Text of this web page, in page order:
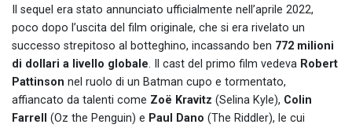
Il sequel era stato annunciato ufficialmente nell’aprile 2022,
poco dopo l’uscita del film originale, che si era rivelato un
successo strepitoso al botteghino, incassando ben 772 milioni
di dollari a livello globale. Il cast del primo film vedeva Robert
Pattinson nel ruolo di un Batman cupo e tormentato,
affiancato da talenti come Zoë Kravitz (Selina Kyle), Colin
Farrell
(Oz the Penguin) e Paul Dano (The Riddler), le cui